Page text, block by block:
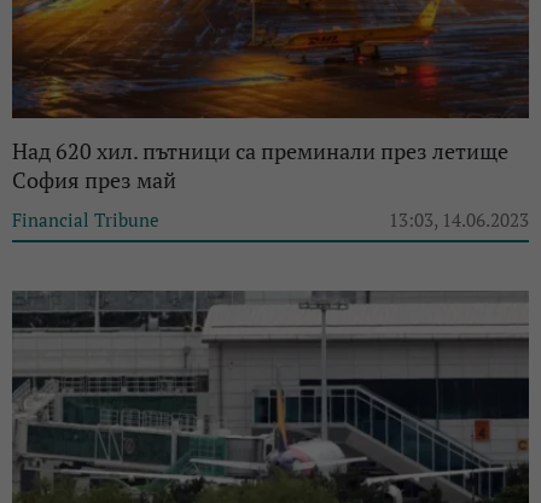
Над 620 хил. пътници са преминали през летище
София през май
Financial Tribune 13:03, 14.06.2023